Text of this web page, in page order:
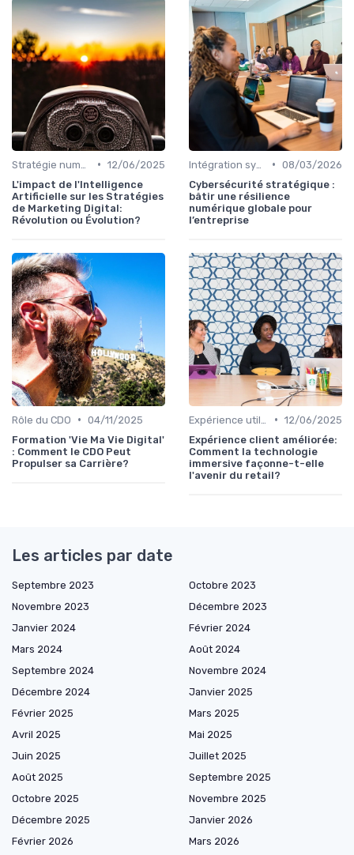
• 12/06/2025
L'impact de l'Intelligence
Artificielle sur les Stratégies
de Marketing Digital:
Révolution ou Évolution?
• 08/03/2026
Cybersécurité stratégique :
bâtir une résilience
numérique globale pour
l’entreprise
Rôle du CDO • 04/11/2025
Formation 'Vie Ma Vie Digital'
: Comment le CDO Peut
Propulser sa Carrière?
• 12/06/2025
Expérience client améliorée:
Comment la technologie
immersive façonne-t-elle
l'avenir du retail?
Les articles par date
Septembre 2023
Octobre 2023
Novembre 2023
Décembre 2023
Janvier 2024
Février 2024
Mars 2024
Août 2024
Septembre 2024
Novembre 2024
Décembre 2024
Janvier 2025
Février 2025
Mars 2025
Avril 2025
Mai 2025
Juin 2025
Juillet 2025
Août 2025
Septembre 2025
Octobre 2025
Novembre 2025
Décembre 2025
Janvier 2026
Février 2026
Mars 2026